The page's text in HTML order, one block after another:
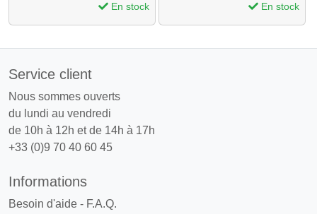
En stock
En stock
Service client
Nous sommes ouverts
du lundi au vendredi
de 10h à 12h et de 14h à 17h
+33 (0)9 70 40 60 45
Informations
Besoin d'aide - F.A.Q.